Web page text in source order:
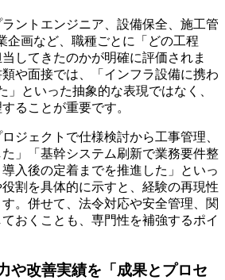
ントエンジニア、設備保全、施工管
企画など、職種ごとに「どの工程
してきたのかが明確に評価されま
や面接では、「インフラ設備に携わ
」といった抽象的な表現ではなく、
ることが重要です。
ジェクトで仕様検討から工事管理、
」「基幹システム刷新で業務要件整
入後の定着までを推進した」といっ
割を具体的に示すと、経験の再現性
。併せて、法令対応や安全管理、関
おくことも、専門性を補強するポイ
や改善実績を「成果とプロセ